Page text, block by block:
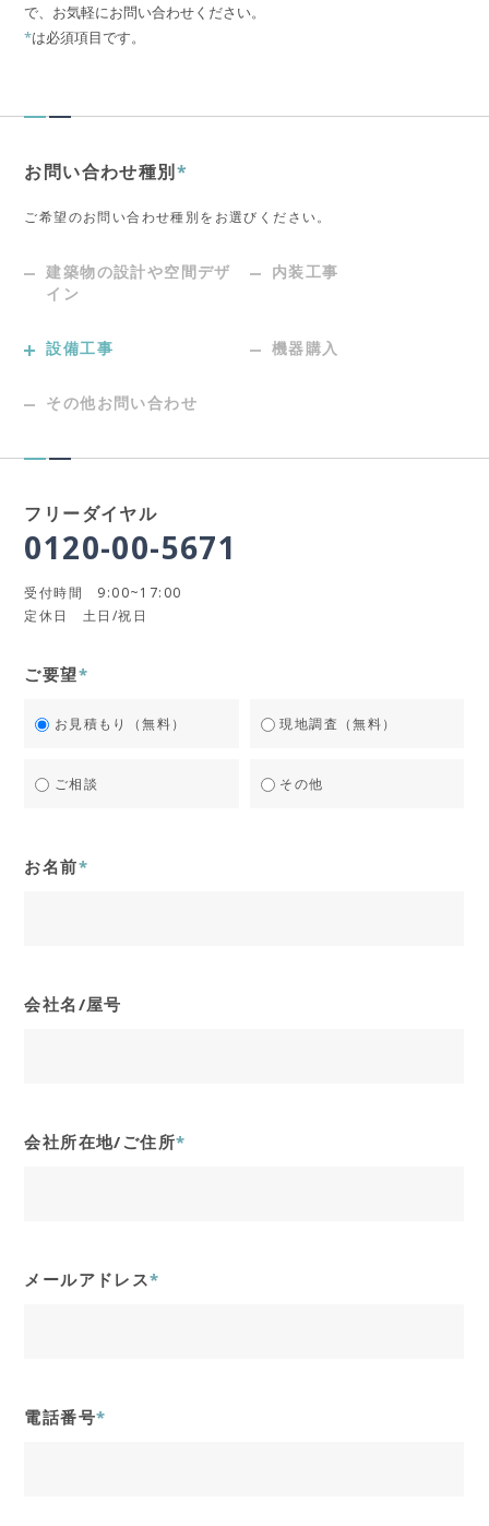
で、お気軽にお問い合わせください。
*は必須項目です。
お問い合わせ種別*
ご希望のお問い合わせ種別をお選びください。
建築物の設計や空間デザ
イン
内装工事
設備工事 機器購入
その他お問い合わせ
フリーダイヤル
0120-00-5671
受付時間 9:00~17:00
定休日 土日/祝日
ご要望*
お見積もり（無料） 現地調査（無料）
ご相談 その他
お名前*
会社名/屋号
会社所在地/ご住所*
メールアドレス*
電話番号*